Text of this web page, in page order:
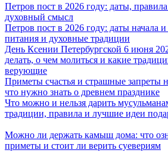
Петров пост в 2026 году: даты,
духовный смысл
Петров пост в 2026 году: даты начала
питания и духовные традиции
День Ксении Петербургской 6 июня
делать, о чем молиться и какие
верующие
Приметы счастья и страшные запреты
что нужно знать о древнем празднике
Что можно и нельзя дарить
традиции, правила и лучшие идеи
Можно ли держать камыш дома: что
приметы и стоит ли верить суевериям